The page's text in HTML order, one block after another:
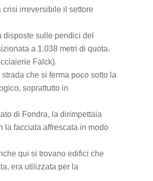
crisi irreversibile il settore
disposte sulle pendici del
a 1.038 metri di quota.
Falck).
che si ferma poco sotto la
soprattutto in
di Fondra, la dirimpettaia
la facciata affrescata in modo
qui si trovano edifici che
era utilizzata per la